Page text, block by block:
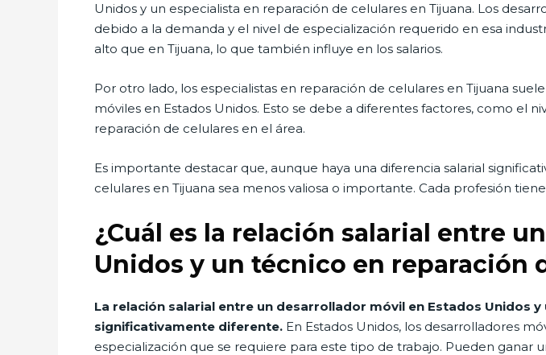
Unidos y un especialista en reparación de celulares en Tijuana. Los
debido a la demanda y el nivel de especialización requerido en esa
alto que en Tijuana, lo que también influye en los salarios.
Por otro lado, los especialistas en reparación de celulares en Tijuana
móviles en Estados Unidos. Esto se debe a diferentes factores, como el
reparación de celulares en el área.
Es importante destacar que, aunque haya una diferencia salarial
celulares en Tijuana sea menos valiosa o importante. Cada profesión
¿Cuál es la relación salarial entre
Unidos y un técnico en reparación
La relación salarial entre un desarrollador móvil en Estados Unidos
significativamente diferente. En Estados Unidos, los desarrolladores
especialización que se requiere para este tipo de trabajo. Pueden ganar